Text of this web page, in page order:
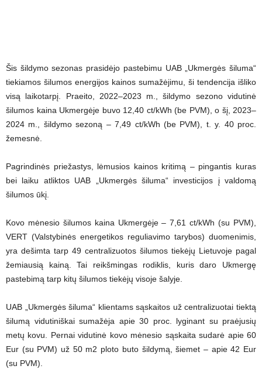
Šis šildymo sezonas prasidėjo pastebimu UAB „Ukmergės šiluma“
tiekiamos šilumos energijos kainos sumažėjimu, ši tendencija išliko
visą laikotarpį. Praeito, 2022–2023 m., šildymo sezono vidutinė
šilumos kaina Ukmergėje buvo 12,40 ct/kWh (be PVM), o šį, 2023–
2024 m., šildymo sezoną – 7,49 ct/kWh (be PVM), t. y. 40 proc.
žemesnė.
Pagrindinės priežastys, lėmusios kainos kritimą – pingantis kuras
bei laiku atliktos UAB „Ukmergės šiluma“ investicijos į valdomą
šilumos ūkį.
Kovo mėnesio šilumos kaina Ukmergėje – 7,61 ct/kWh (su PVM),
VERT (Valstybinės energetikos reguliavimo tarybos) duomenimis,
yra dešimta tarp 49 centralizuotos šilumos tiekėjų Lietuvoje pagal
žemiausią kainą. Tai reikšmingas rodiklis, kuris daro Ukmergę
pastebimą tarp kitų šilumos tiekėjų visoje šalyje.
UAB „Ukmergės šiluma“ klientams sąskaitos už centralizuotai tiektą
šilumą vidutiniškai sumažėja apie 30 proc. lyginant su praėjusių
metų kovu. Pernai vidutinė kovo mėnesio sąskaita sudarė apie 60
Eur (su PVM) už 50 m2 ploto buto šildymą, šiemet – apie 42 Eur
(su PVM).